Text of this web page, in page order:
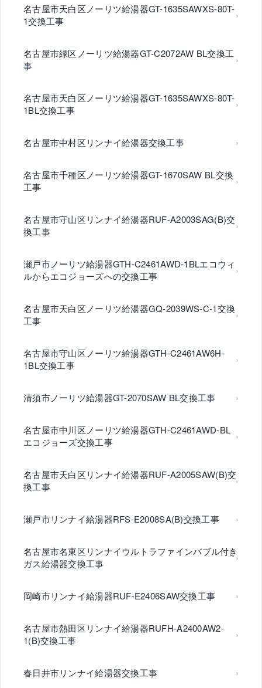
名古屋市天白区ノーリツ給湯器GT-1635SAWXS-80T-
1交換工事
名古屋市緑区ノーリツ給湯器GT-C2072AW BL交換工
事
名古屋市天白区ノーリツ給湯器GT-1635SAWXS-80T-
1BL交換工事
名古屋市中村区リンナイ給湯器交換工事
名古屋市千種区ノーリツ給湯器GT-1670SAW BL交換
工事
名古屋市守山区リンナイ給湯器RUF-A2003SAG(B)交
換工事
瀬戸市ノーリツ給湯器GTH-C2461AWD-1BLエコウィ
ルからエコジョーズへの交換工事
名古屋市天白区ノーリツ給湯器GQ-2039WS-C-1交換
工事
名古屋市守山区ノーリツ給湯器GTH-C2461AW6H-
1BL交換工事
清須市ノーリツ給湯器GT-2070SAW BL交換工事
名古屋市中川区ノーリツ給湯器GTH-C2461AWD-BL
エコジョーズ交換工事
名古屋市天白区リンナイ給湯器RUF-A2005SAW(B)交
換工事
瀬戸市リンナイ給湯器RFS-E2008SA(B)交換工事
名古屋市名東区リンナイウルトラファインバブル付き
ガス給湯器交換工事
岡崎市リンナイ給湯器RUF-E2406SAW交換工事
名古屋市熱田区リンナイ給湯器RUFH-A2400AW2-
1(B)交換工事
春日井市リンナイ給湯器交換工事